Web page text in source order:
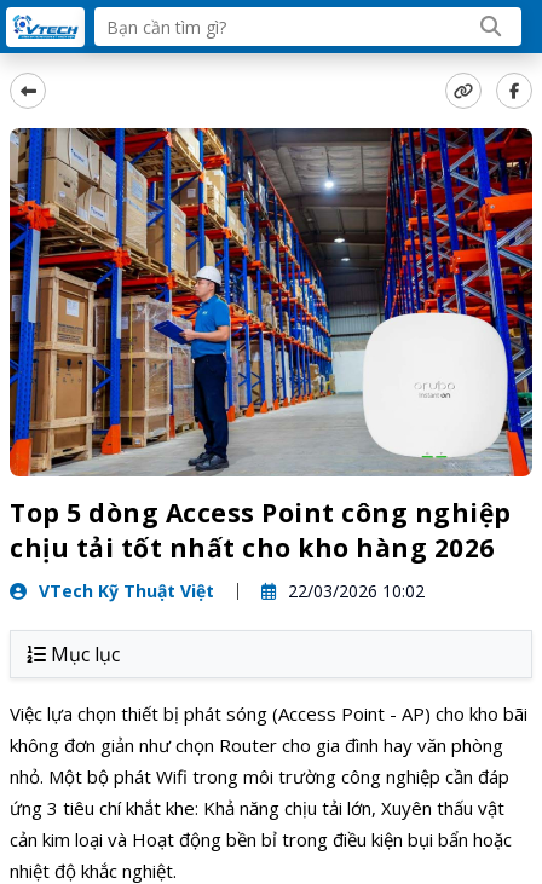
Top 5 dòng Access Point công nghiệp
chịu tải tốt nhất cho kho hàng 2026
VTech Kỹ Thuật Việt 22/03/2026 10:02
Mục lục
Việc lựa chọn thiết bị phát sóng (Access Point - AP) cho kho bãi
không đơn giản như chọn Router cho gia đình hay văn phòng
nhỏ. Một bộ phát Wifi trong môi trường công nghiệp cần đáp
ứng 3 tiêu chí khắt khe: Khả năng chịu tải lớn, Xuyên thấu vật
cản kim loại và Hoạt động bền bỉ trong điều kiện bụi bẩn hoặc
nhiệt độ khắc nghiệt.